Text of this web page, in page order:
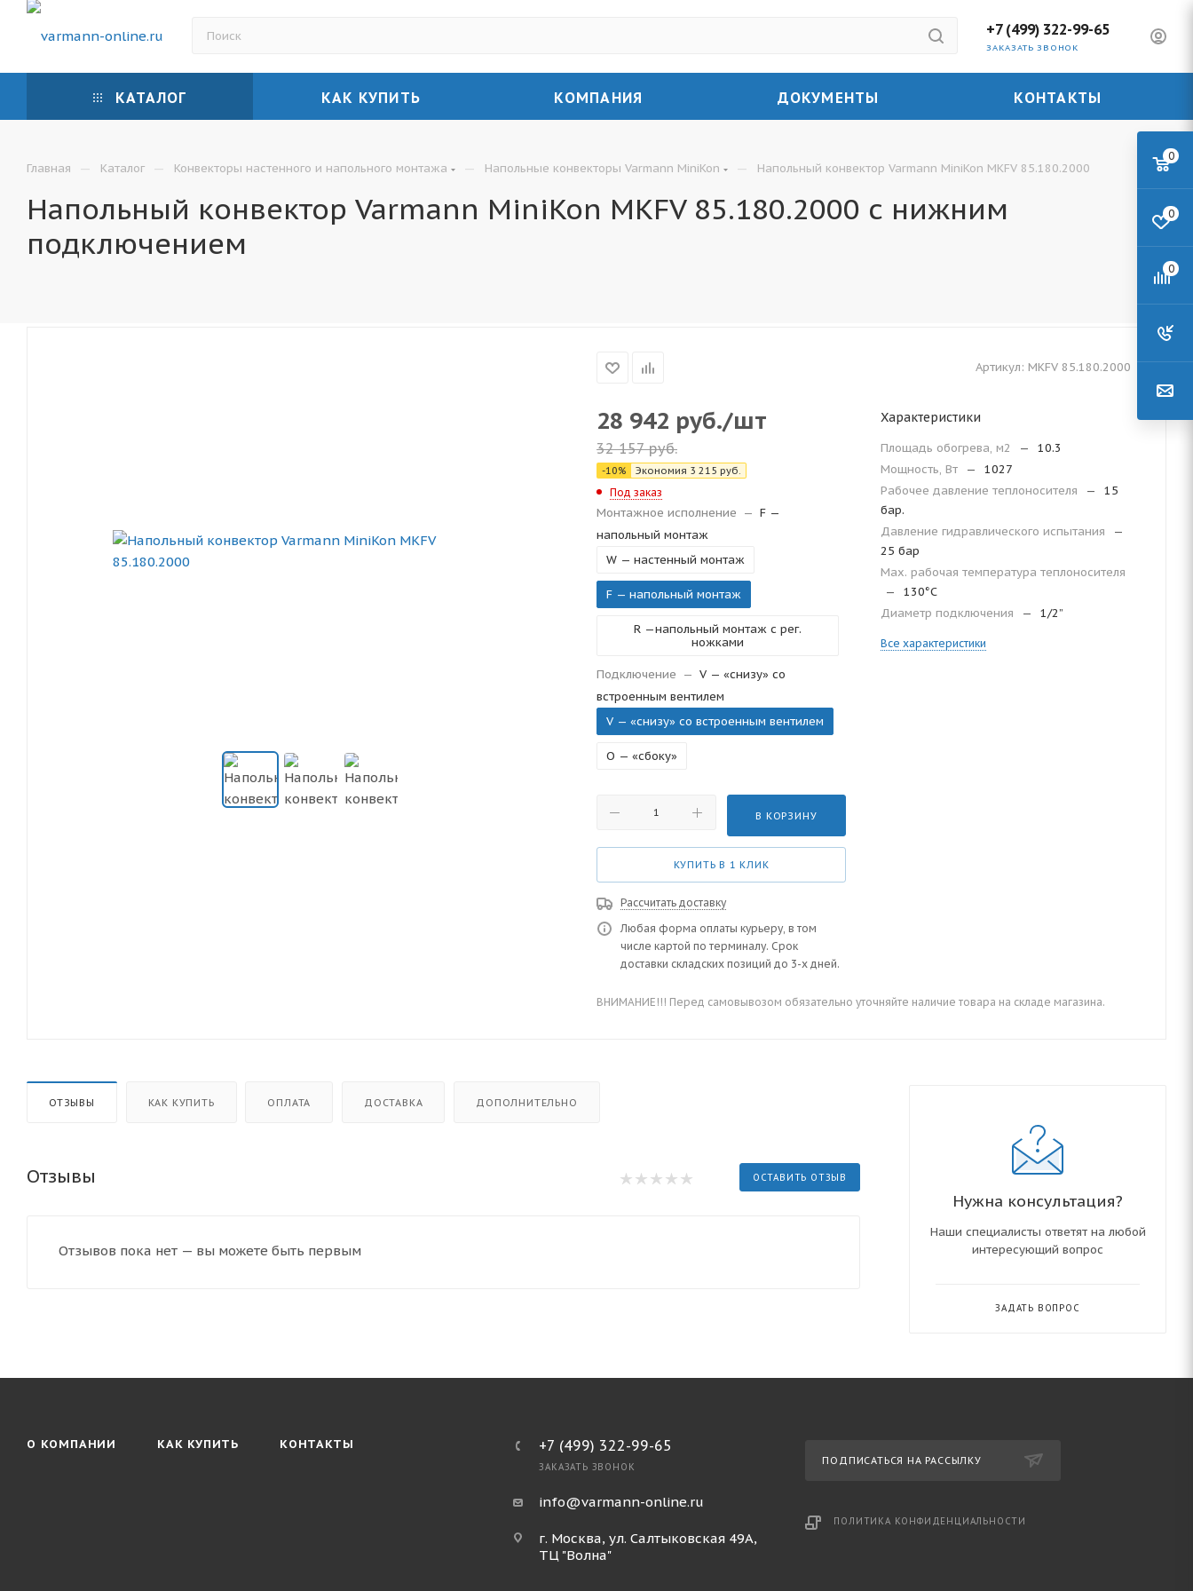
+7 (499) 322-99-65
ЗАКАЗАТЬ ЗВОНОК
КАТАЛОГ КАК КУПИТЬ КОМПАНИЯ ДОКУМЕНТЫ КОНТАКТЫ
Главная — Каталог — Конвекторы настенного и напольного монтажа — Напольные конвекторы Varmann MiniKon — Напольный конвектор Varmann MiniKon MKFV 85.180.2000
Напольный конвектор Varmann MiniKon MKFV 85.180.2000 с нижним
подключением
Артикул: MKFV 85.180.2000
28 942 руб./шт
32 157руб.
-10% Экономия 3 215 руб.
Под заказ
Монтажное исполнение — F —
напольный монтаж
W — настенный монтаж
F — напольный монтаж
R —напольный монтаж с рег.
ножками
Подключение — V — «снизу» со
встроенным вентилем
V — «снизу» со встроенным вентилем
O — «сбоку»
В КОРЗИНУ
КУПИТЬ В 1 КЛИК
Рассчитать доставку
Любая форма оплаты курьеру, в том
числе картой по терминалу. Срок
доставки складских позиций до 3-х дней.
Характеристики
Площадь обогрева, м2 —
10.3
Мощность, Вт
—
1027
Рабочее давление теплоносителя
—
15
бар.
Давление гидравлического испытания
—
25 бар
Мax. рабочая температура теплоносителя
—
130°С
Диаметр подключения
— 1/2”
Все характеристики
ВНИМАНИЕ!!! Перед самовывозом обязательно уточняйте наличие товара на складе магазина.
ОТЗЫВЫ КАК КУПИТЬ ОПЛАТА ДОСТАВКА ДОПОЛНИТЕЛЬНО
Отзывы ОСТАВИТЬ ОТЗЫВ
Отзывов пока нет — вы можете быть первым
Нужна консультация?
Наши специалисты ответят на любой
интересующий вопрос
ЗАДАТЬ ВОПРОС
О КОМПАНИИ КАК КУПИТЬ КОНТАКТЫ +7 (499) 322-99-65
ЗАКАЗАТЬ ЗВОНОК
info@varmann-online.ru
г. Москва, ул. Салтыковская 49А,
ТЦ "Волна"
ПОДПИСАТЬСЯ НА РАССЫЛКУ
ПОЛИТИКА КОНФИДЕНЦИАЛЬНОСТИ
0
0
0